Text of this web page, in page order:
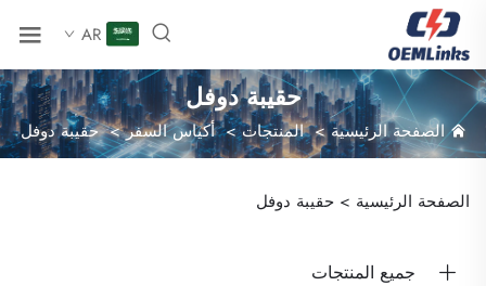
AR
حقيبة دوفل
الصفحة الرئيسية>المنتجات>أكياس السفر>حقيبة دوفل
الصفحة الرئيسية > حقيبة دوفل
جميع المنتجات